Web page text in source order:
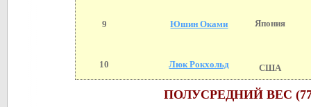
9 Юшин Оками Япония
10 Люк Рокхольд США
ПОЛУСРЕДНИЙ ВЕС (77